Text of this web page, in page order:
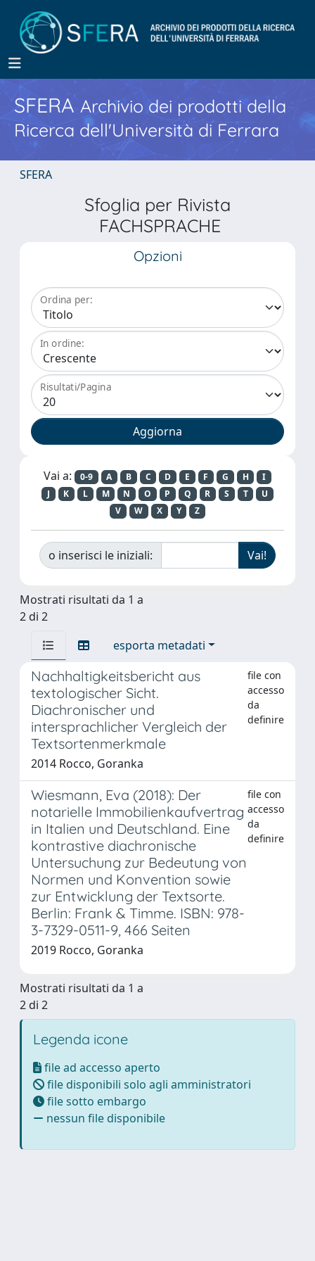
SFERA Archivio dei prodotti della
Ricerca dell'Università di Ferrara
SFERA
Sfoglia per Rivista
FACHSPRACHE
Opzioni
Ordina per:
In ordine:
Risultati/Pagina
Vai a: 0-9 A B C D E F G H
I
J
K L M N O P Q R S T
U
V
W X Y Z
o inserisci le iniziali:
Mostrati risultati da 1 a
2 di 2
esporta metadati
Nachhaltigkeitsbericht aus
textologischer Sicht.
Diachronischer und
intersprachlicher Vergleich der
Textsortenmerkmale
file con
accesso
da
definire
2014 Rocco, Goranka
Wiesmann, Eva (2018): Der
notarielle Immobilienkaufvertrag
in Italien und Deutschland. Eine
kontrastive diachronische
Untersuchung zur Bedeutung von
Normen und Konvention sowie
zur Entwicklung der Textsorte.
Berlin: Frank & Timme. ISBN: 978-
3-7329-0511-9, 466 Seiten
file con
accesso
da
definire
2019 Rocco, Goranka
Mostrati risultati da 1 a
2 di 2
Legenda icone
file ad accesso aperto
file disponibili solo agli amministratori
file sotto embargo
nessun file disponibile